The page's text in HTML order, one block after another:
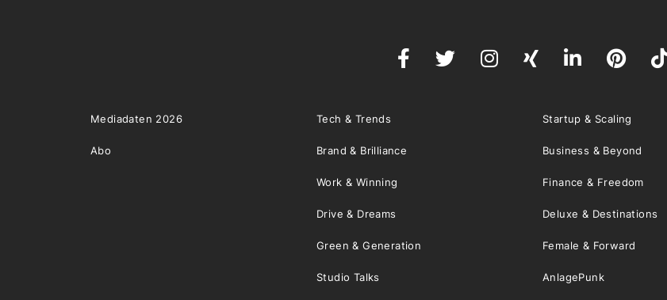
Mediadaten 2026
Abo
Tech & Trends Startup & Scaling
Brand & Brilliance Business & Beyond
Work & Winning Finance & Freedom
Drive & Dreams Deluxe & Destinations
Green & Generation Female & Forward
Studio Talks AnlagePunk